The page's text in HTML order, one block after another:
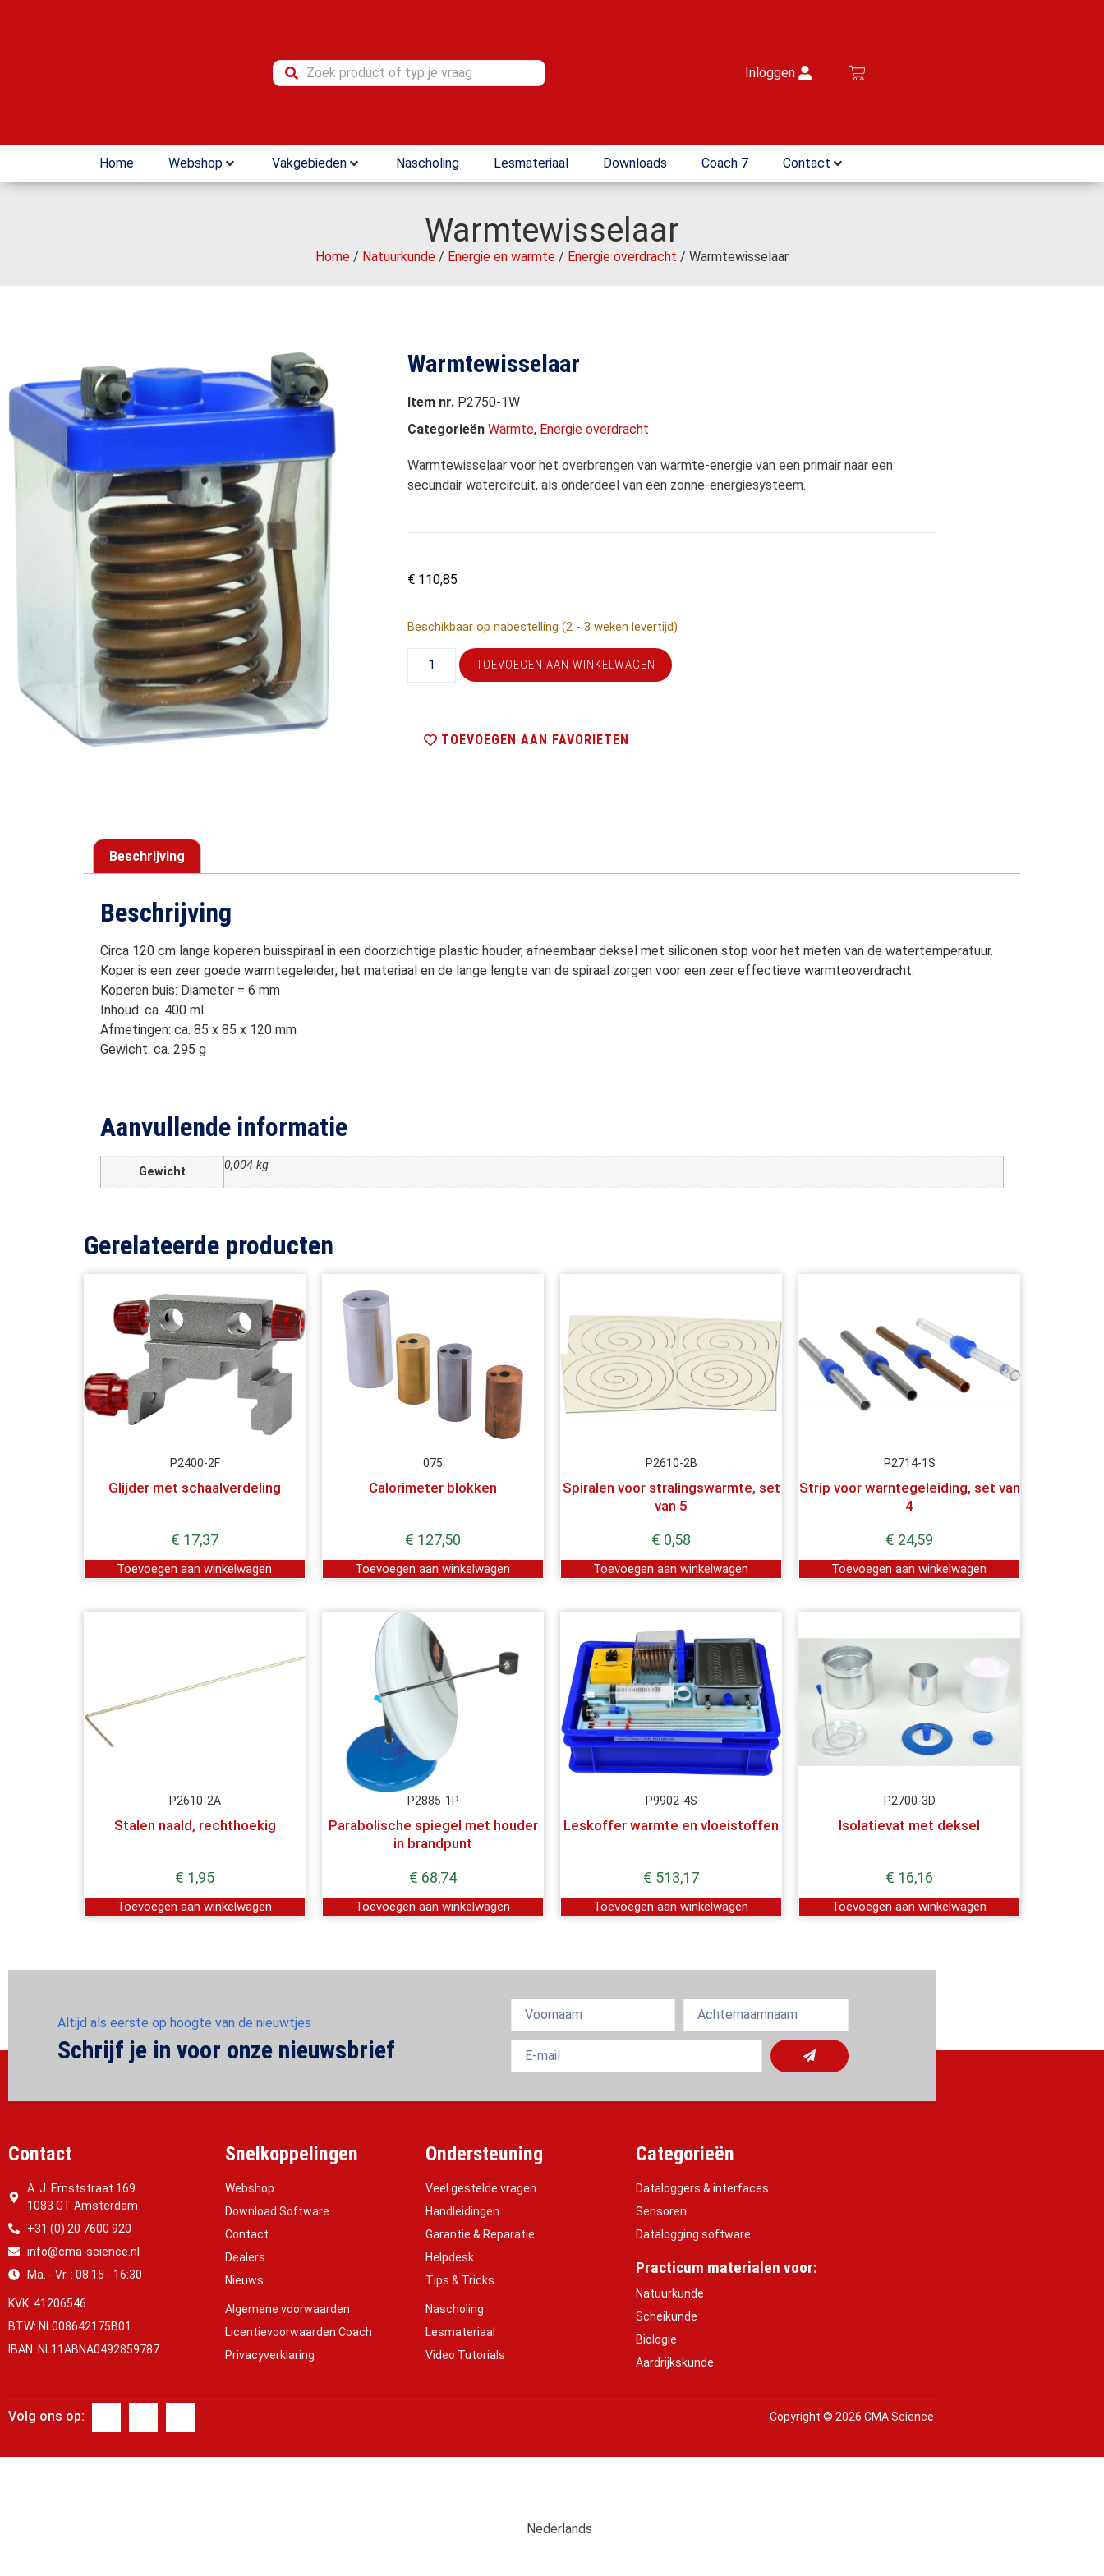
Inloggen
Home Webshop Vakgebieden Nascholing Lesmateriaal Downloads Coach 7 Contact
Warmtewisselaar
Home / Natuurkunde / Energie en warmte / Energie overdracht / Warmtewisselaar
Warmtewisselaar
Item nr. P2750-1W
Categorieën Warmte, Energie overdracht
Warmtewisselaar voor het overbrengen van warmte-energie van een primair naar een
secundair watercircuit, als onderdeel van een zonne-energiesysteem.
€ 110,85
Beschikbaar op nabestelling (2 - 3 weken levertijd)
TOEVOEGEN AAN WINKELWAGEN
TOEVOEGEN AAN FAVORIETEN
Beschrijving
Beschrijving
Circa 120 cm lange koperen buisspiraal in een doorzichtige plastic houder, afneembaar deksel met siliconen stop voor het meten van de watertemperatuur.
Koper is een zeer goede warmtegeleider; het materiaal en de lange lengte van de spiraal zorgen voor een zeer effectieve warmteoverdracht.
Koperen buis: Diameter = 6 mm
Inhoud: ca. 400 ml
Afmetingen: ca. 85 x 85 x 120 mm
Gewicht: ca. 295 g
Aanvullende informatie
Gewicht 0,004 kg
Gerelateerde producten
P2400-2F
Glijder met schaalverdeling
€ 17,37
Toevoegen aan winkelwagen
075
Calorimeter blokken
€ 127,50
Toevoegen aan winkelwagen
P2610-2B
Spiralen voor stralingswarmte, set
van 5
€ 0,58
Toevoegen aan winkelwagen
P2714-1S
Strip voor warntegeleiding, set van
4
€ 24,59
Toevoegen aan winkelwagen
P2610-2A
Stalen naald, rechthoekig
€ 1,95
Toevoegen aan winkelwagen
P2885-1P
Parabolische spiegel met houder
in brandpunt
€ 68,74
Toevoegen aan winkelwagen
P9902-4S
Leskoffer warmte en vloeistoffen
€ 513,17
Toevoegen aan winkelwagen
P2700-3D
Isolatievat met deksel
€ 16,16
Toevoegen aan winkelwagen
Altijd als eerste op hoogte van de nieuwtjes
Schrijf je in voor onze nieuwsbrief
Contact
A. J. Ernststraat 169
1083 GT Amsterdam
+31 (0) 20 7600 920
info@cma-science.nl
Ma. - Vr. : 08:15 - 16:30
KVK: 41206546
BTW: NL008642175B01
IBAN: NL11ABNA0492859787
Snelkoppelingen
Webshop
Download Software
Contact
Dealers
Nieuws
Algemene voorwaarden
Licentievoorwaarden Coach
Privacyverklaring
Ondersteuning
Veel gestelde vragen
Handleidingen
Garantie & Reparatie
Helpdesk
Tips & Tricks
Nascholing
Lesmateriaal
Video Tutorials
Categorieën
Dataloggers & interfaces
Sensoren
Datalogging software
Practicum materialen voor:
Natuurkunde
Scheikunde
Biologie
Aardrijkskunde
Volg ons op: Copyright © 2026 CMA Science
Nederlands